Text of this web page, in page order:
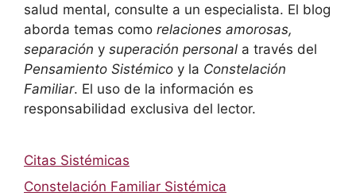
salud mental, consulte a un especialista. El blog
aborda temas como relaciones amorosas,
separación y superación personal a través del
Pensamiento Sistémico y la Constelación
Familiar. El uso de la información es
responsabilidad exclusiva del lector.
Citas Sistémicas
Constelación Familiar Sistémica